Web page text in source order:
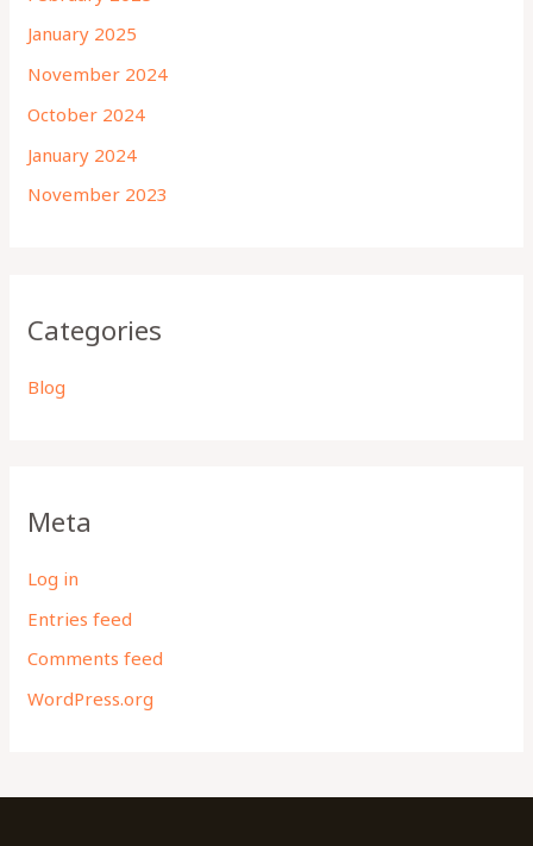
January 2025
November 2024
October 2024
January 2024
November 2023
Categories
Blog
Meta
Log in
Entries feed
Comments feed
WordPress.org